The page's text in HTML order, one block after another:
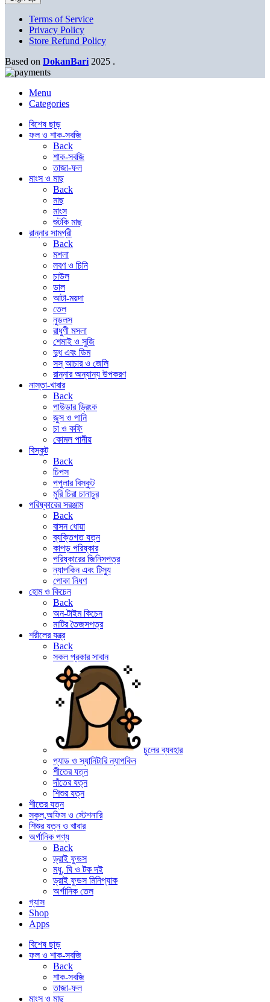
Terms of Service
Privacy Policy
Store Refund Policy
Based on DokanBari 2025 .
Menu
Categories
বিশেষ ছাড়
ফল ও শাক-সবজি
Back
শাক-সবজি
তাজা-ফল
মাংস ও মাছ
Back
মাছ
মাংস
শুটকি মাছ
রান্নার সামগ্রী
Back
মশলা
লবণ ও চিনি
চাউল
ডাল
আটা-ময়দা
তেল
নুডলস
রাধুণী মসলা
শেমাই ও সুজি
দুধ এবং ডিম
সস্ আচার ও জেলি
রান্নার অন্যান্য উপকরণ
নাস্তা-খাবার
Back
পাউডার ড্রিংক
জুস ও পানি
চা ও কফি
কোমল পানীয়
বিস্কুট
Back
চিপস
পপুলার বিস্কুট
মুরি চিরা চানাচুর
পরিষ্কারের সরঞ্জাম
Back
বাসন ধোয়া
ব্যক্তিগত যত্ন
কাপড় পরিষ্কার
পরিষ্কারের জিনিসপত্র
ন্যাপকিন এবং টিস্যু
পোকা নিধণ
হোম ও কিচেন
Back
অন-টাইম কিচেন
মাটির তৈজসপত্র
শরীলের যন্ত্র
Back
সকল প্রকার সাবান
চুলের ব্যবহার
প্যাড ও স্যানিটারি ন্যাপকিন
শীতের যত্ন
দাঁতের যত্ন
শিশুর যত্ন
শীতের যত্ন
স্কুল,অফিস ও স্টেশনারি
শিশুর যত্ন ও খাবার
অর্গানিক পণ্য
Back
ড্রাই ফুডস
মধু, ঘি ও টক দই
ড্রাই ফুডস মিনিপ্যাক
অর্গানিক তেল
গ্যাস
Shop
Apps
বিশেষ ছাড়
ফল ও শাক-সবজি
Back
শাক-সবজি
তাজা-ফল
মাংস ও মাছ